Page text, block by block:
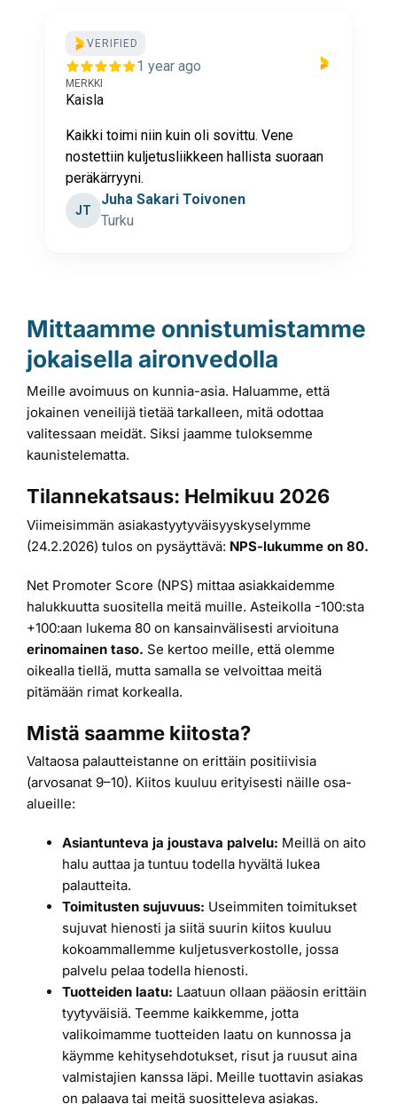
VERIFIED
1 year ago
MERKKI
Kaisla
Kaikki toimi niin kuin oli sovittu. Vene
nostettiin kuljetusliikkeen hallista suoraan
peräkärryyni.
JT
Juha Sakari Toivonen
Turku
Mittaamme onnistumistamme
jokaisella aironvedolla
Meille avoimuus on kunnia-asia. Haluamme, että
jokainen veneilijä tietää tarkalleen, mitä odottaa
valitessaan meidät. Siksi jaamme tuloksemme
kaunistelematta.
Tilannekatsaus: Helmikuu 2026
Viimeisimmän asiakastyytyväisyyskyselymme
(24.2.2026) tulos on pysäyttävä: NPS-lukumme on 80.
Net Promoter Score (NPS) mittaa asiakkaidemme
halukkuutta suositella meitä muille. Asteikolla -100:sta
+100:aan lukema 80 on kansainvälisesti arvioituna
erinomainen taso. Se kertoo meille, että olemme
oikealla tiellä, mutta samalla se velvoittaa meitä
pitämään rimat korkealla.
Mistä saamme kiitosta?
Valtaosa palautteistanne on erittäin positiivisia
(arvosanat 9–10). Kiitos kuuluu erityisesti näille osa-
alueille:
Asiantunteva ja joustava palvelu: Meillä on aito
halu auttaa ja tuntuu todella hyvältä lukea
palautteita.
Toimitusten sujuvuus: Useimmiten toimitukset
sujuvat hienosti ja siitä suurin kiitos kuuluu
kokoammallemme kuljetusverkostolle, jossa
palvelu pelaa todella hienosti.
Tuotteiden laatu: Laatuun ollaan pääosin erittäin
tyytyväisiä. Teemme kaikkemme, jotta
valikoimamme tuotteiden laatu on kunnossa ja
käymme kehitysehdotukset, risut ja ruusut aina
valmistajien kanssa läpi. Meille tuottavin asiakas
on palaava tai meitä suositteleva asiakas.